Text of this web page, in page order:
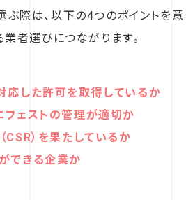
際は、以下の4つのポイントを意
業者選びにつながります。
応した許可を取得しているか
フェストの管理が適切か
）を果たしているか
できる企業か